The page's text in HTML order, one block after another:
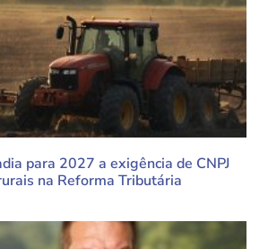
para 2027 a exigência de CNPJ
na Reforma Tributária